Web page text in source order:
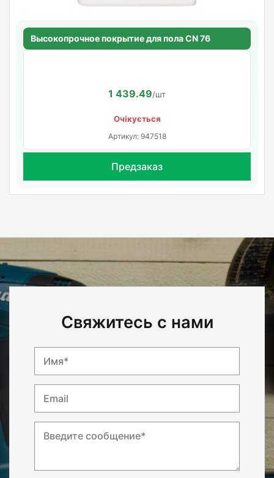
Высокопрочное покрытие для пола CN 76
1 439.49/шт
Очікується
Артикул: 947518
Предзаказ
Свяжитесь с нами
Имя*
Email
Введите сообщение*